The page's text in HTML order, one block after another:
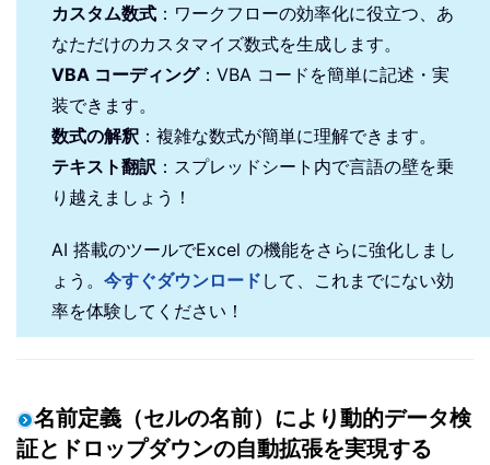
カスタム数式 ：ワークフローの効率化に役立つ、あ
なただけのカスタマイズ数式を生成します。
VBA コーディング：VBA コードを簡単に記述・実
装できます。
数式の解釈 ：複雑な数式が簡単に理解できます。
テキスト翻訳 ：スプレッドシート内で言語の壁を乗
り越えましょう！
AI 搭載のツールでExcel の機能をさらに強化しまし
ょう。 今すぐダウンロード して、これまでにない効
率を体験してください！
名前定義（セルの名前）により動的データ検
証とドロップダウンの自動拡張を実現する